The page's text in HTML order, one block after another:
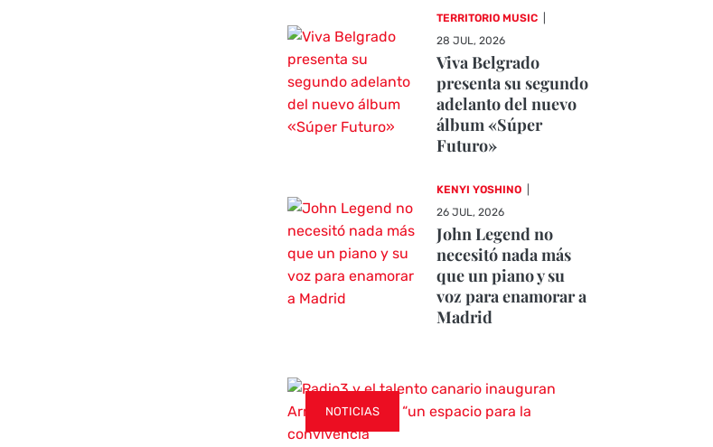
TERRITORIO MUSIC
28 JUL, 2026
Viva Belgrado
presenta su segundo
adelanto del nuevo
álbum «Súper
Futuro»
KENYI YOSHINO
26 JUL, 2026
John Legend no
necesitó nada más
que un piano y su
voz para enamorar a
Madrid
NOTICIAS